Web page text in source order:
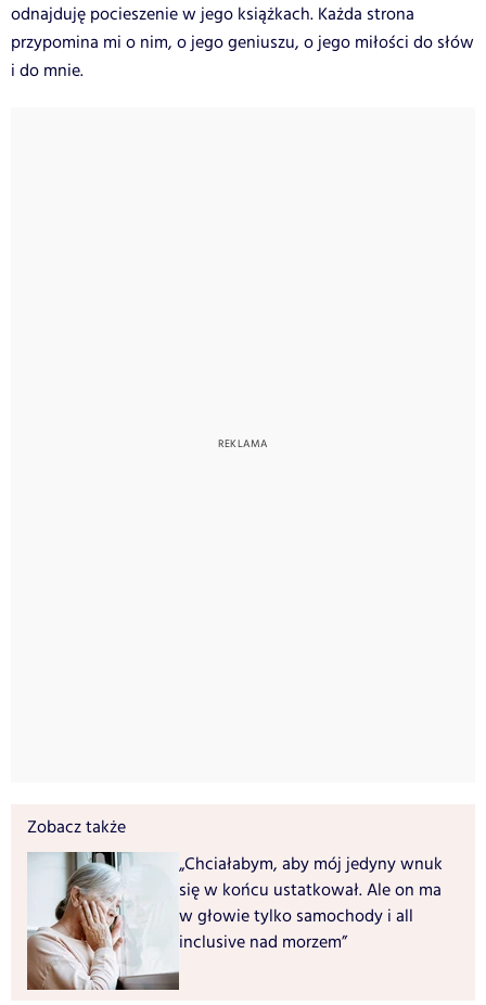
odnajduję pocieszenie w jego książkach. Każda strona
przypomina mi o nim, o jego geniuszu, o jego miłości do słów
i do mnie.
Zobacz także
„Chciałabym, aby mój jedyny wnuk
się w końcu ustatkował. Ale on ma
w głowie tylko samochody i all
inclusive nad morzem”